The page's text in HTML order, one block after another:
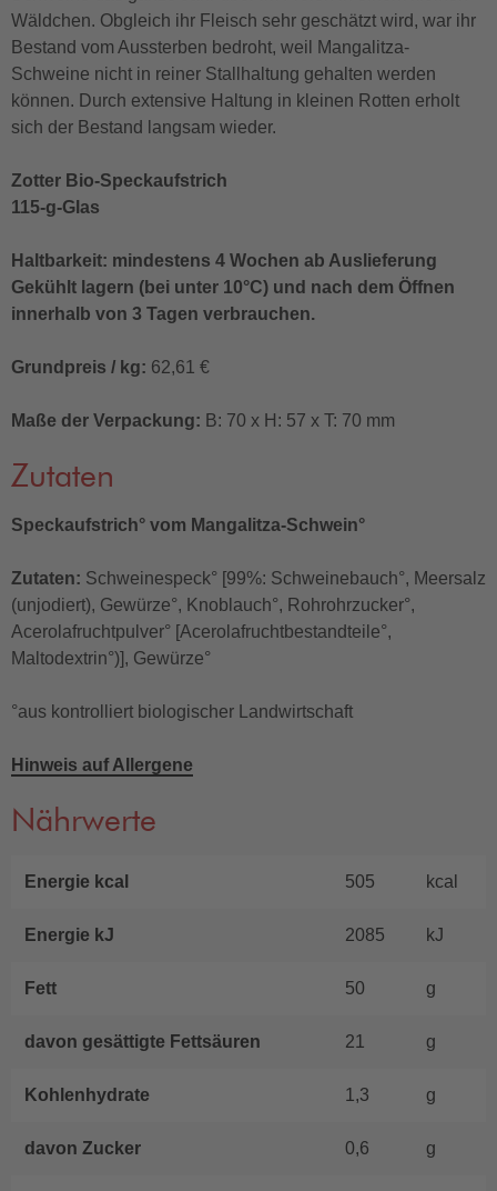
Wäldchen. Obgleich ihr Fleisch sehr geschätzt wird, war ihr
Bestand vom Aussterben bedroht, weil Mangalitza-
Schweine nicht in reiner Stallhaltung gehalten werden
können. Durch extensive Haltung in kleinen Rotten erholt
sich der Bestand langsam wieder.
Zotter Bio-Speckaufstrich
115-g-Glas
Haltbarkeit: mindestens 4 Wochen ab Auslieferung
Gekühlt lagern (bei unter 10°C) und nach dem Öffnen
innerhalb von 3 Tagen verbrauchen.
Grundpreis / kg: 62,61 €
Maße der Verpackung: B: 70 x H: 57 x T: 70 mm
Zutaten
Speckaufstrich° vom Mangalitza-Schwein°
Zutaten: Schweinespeck° [99%: Schweinebauch°, Meersalz
(unjodiert), Gewürze°, Knoblauch°, Rohrohrzucker°,
Acerolafruchtpulver° [Acerolafruchtbestandteile°,
Maltodextrin°)], Gewürze°
°aus kontrolliert biologischer Landwirtschaft
Hinweis auf Allergene
Nährwerte
Energie kcal 505 kcal
Energie kJ 2085 kJ
Fett 50 g
davon gesättigte Fettsäuren 21 g
Kohlenhydrate 1,3 g
davon Zucker 0,6 g